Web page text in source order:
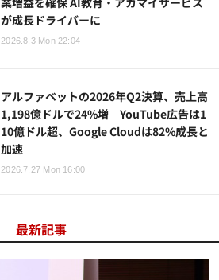
が成長ドライバーに
2026.8.3 Mon 22:04
アルファベットの2026年Q2決算、売上高
1,198億ドルで24%増 YouTube広告は1
10億ドル超、Google Cloudは82%成長と
加速
2026.7.27 Mon 16:00
最新記事